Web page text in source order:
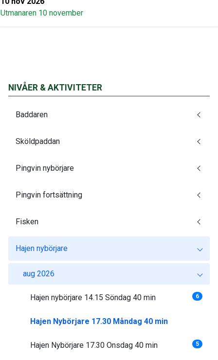
Utmanaren 10 november
NIVÅER & AKTIVITETER
Baddaren
Sköldpaddan
Pingvin nybörjare
Pingvin fortsättning
Fisken
Hajen nybörjare
aug 2026
Hajen nybörjare 14.15 Söndag 40 min 6
Hajen Nybörjare 17.30 Måndag 40 min
Hajen Nybörjare 17.30 Onsdag 40 min 5